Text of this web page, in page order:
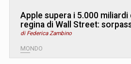
Apple supera i 5.000
regina di Wall Street:
di Federica Zambino
MONDO